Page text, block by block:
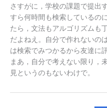
さすがに，学校の課題で提出
すら何時間も検索しているの
たら，文法もアルゴリズムも
だよねえ。自分で作れないの
は検索でみつかるから友達に
まあ，自分で考えない限り，
見というのもないわけで。